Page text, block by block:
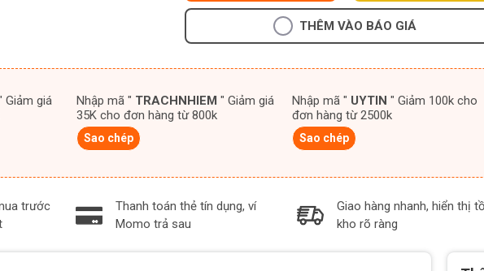
THÊM VÀO BÁO GIÁ
giá
Nhập mã " TRACHNHIEM " Giảm giá
35K cho đơn hàng từ 800k
Sao chép
Nhập mã " UYTIN " Giảm 100k cho
đơn hàng từ 2500k
Sao chép
trước
Thanh toán thẻ tín dụng, ví
Momo trả sau
Giao hàng nhanh, hiển thị
kho rõ ràng